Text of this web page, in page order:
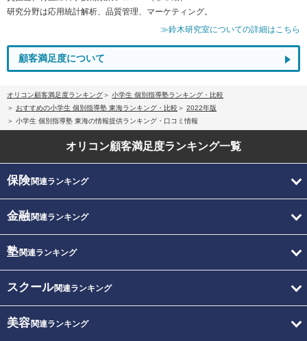
研究分野は応用統計解析、品質管理、マーケティング。
≫鈴木研究室についての詳細はこちら
顧客満足度について
オリコン顧客満足度ランキング
小学生 個別指導塾ランキング・比較
おすすめの小学生 個別指導塾 東海ランキング・比較
2022年版
小学生 個別指導塾 東海の情報提供ランキング・口コミ情報
オリコン顧客満足度ランキング一覧
保険関連ランキング
金融関連ランキング
塾関連ランキング
スクール関連ランキング
美容関連ランキング